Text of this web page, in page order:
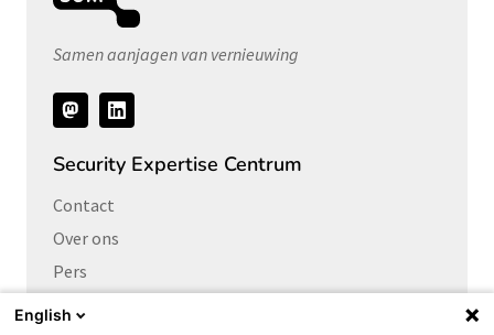
Samen aanjagen van vernieuwing
Volg
ons
Security Expertise Centrum
Contact
Over ons
Pers
Vacatures
English